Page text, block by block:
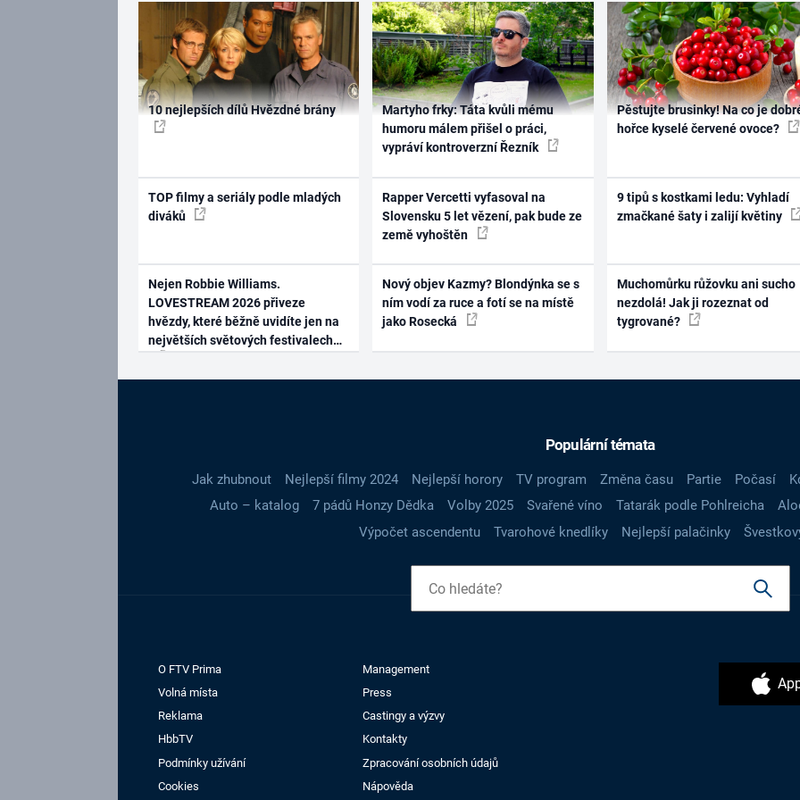
10 nejlepších dílů Hvězdné brány
TOP filmy a seriály podle mladých
diváků
Nejen Robbie Williams.
LOVESTREAM 2026 přiveze
hvězdy, které běžně uvidíte jen na
největších světových festivalech
Martyho frky: Táta kvůli mému
humoru málem přišel o práci,
vypráví kontroverzní Řezník
Rapper Vercetti vyfasoval na
Slovensku 5 let vězení, pak bude ze
země vyhoštěn
Nový objev Kazmy? Blondýnka se s
ním vodí za ruce a fotí se na místě
jako Rosecká
Pěstujte brusinky! Na co je
hořce kyselé červené ovoce?
9 tipů s kostkami ledu: Vyhladí
zmačkané šaty i zalijí květiny
Muchomůrku růžovku ani sucho
nezdolá! Jak ji rozeznat od
tygrované?
Populární témata
Jak zhubnout Nejlepší filmy 2024 Nejlepší horory TV program Změna času Partie Počasí
Auto – katalog
7 pádů Honzy Dědka Volby 2025 Svařené víno Tatarák podle Pohlreicha
Výpočet ascendentu
Tvarohové knedlíky Nejlepší palačinky
O FTV Prima
Management
Volná místa
Press
Reklama
Castingy a výzvy
HbbTV
Kontakty
Podmínky užívání
Zpracování osobních údajů
Cookies
Nápověda